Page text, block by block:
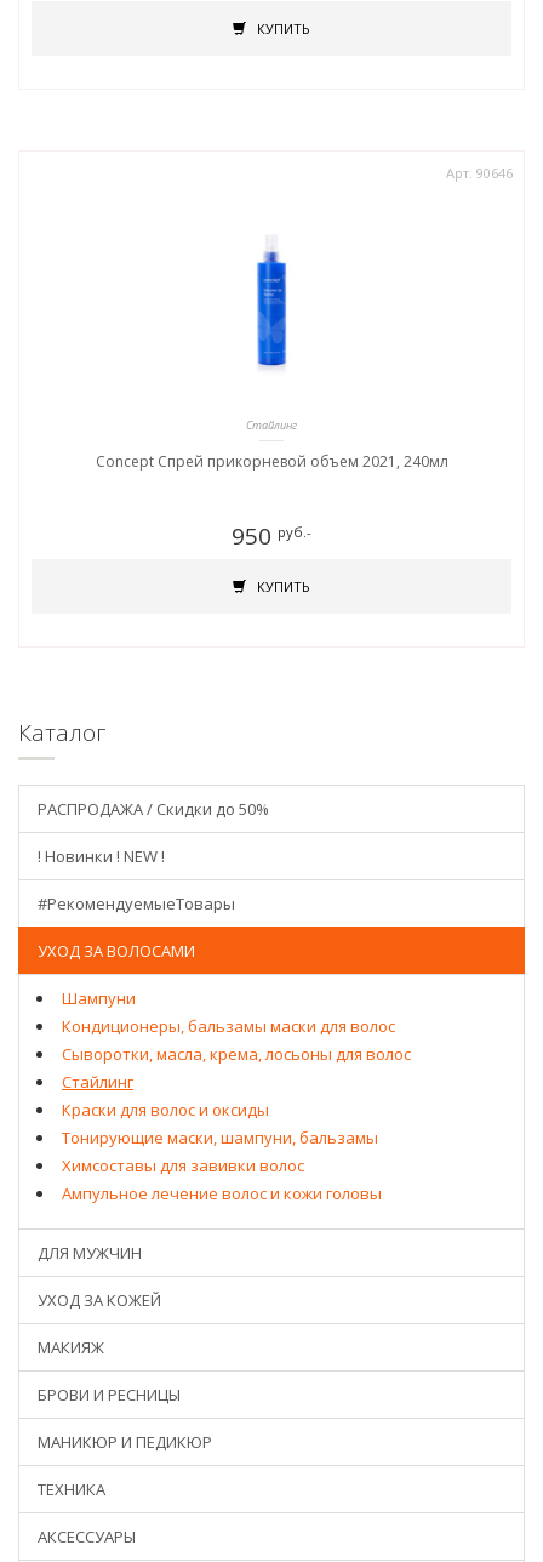
КУПИТЬ
Арт. 90646
Стайлинг
Concept Спрей прикорневой объем 2021, 240мл
950 руб.-
КУПИТЬ
Каталог
РАСПРОДАЖА / Скидки до 50%
! Новинки ! NEW !
#РекомендуемыеТовары
УХОД ЗА ВОЛОСАМИ
Шампуни
Кондиционеры, бальзамы маски для волос
Сыворотки, масла, крема, лосьоны для волос
Стайлинг
Краски для волос и оксиды
Тонирующие маски, шампуни, бальзамы
Химсоставы для завивки волос
Ампульное лечение волос и кожи головы
ДЛЯ МУЖЧИН
УХОД ЗА КОЖЕЙ
МАКИЯЖ
БРОВИ И РЕСНИЦЫ
МАНИКЮР И ПЕДИКЮР
ТЕХНИКА
АКСЕССУАРЫ